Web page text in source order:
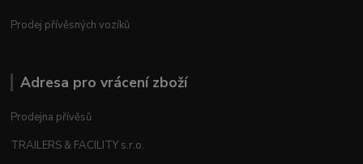
Prodej přívěsných vozíků
Adresa pro vrácení zboží
Prodejna přívěsů
TRAILERS & FACILITY s.r.o.